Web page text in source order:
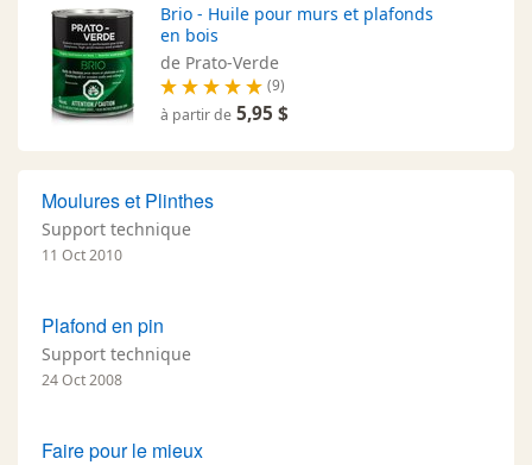
Brio - Huile pour murs et plafonds
en bois
de Prato-Verde
(9)
à partir de 5,95 $
Moulures et Plinthes
Support technique
11 Oct 2010
Plafond en pin
Support technique
24 Oct 2008
Faire pour le mieux